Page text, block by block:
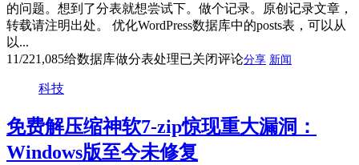
的问题。想到了分表就想尝试下。做个记录。原创记录文章，
转载请注明出处。 优化WordPress数据库中的posts表，可以从
以...
11/221,085给数据库做分表处理已关闭评论分享 新闻
科技
免费解压缩神软7-zip惊现重大漏洞：
Windows版至今未修复